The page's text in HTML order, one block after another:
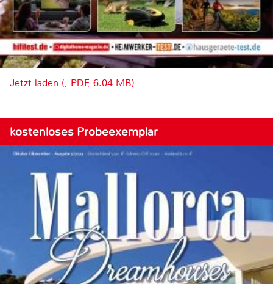
Jetzt laden (, PDF, 6.04 MB)
kostenloses Probeexemplar